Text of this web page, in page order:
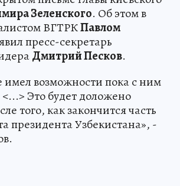
Зеленского. Об этом в
ВГТРКПавлом
пресс-секретарь
Дмитрий Песков.
имел возможности пока с ним
Это будет доложено
того, как закончится часть
президента Узбекистана», -